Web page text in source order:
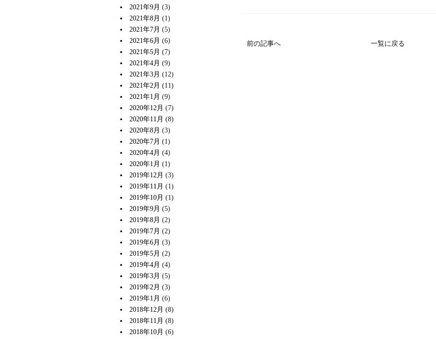
前の記事へ 一覧に戻る
2021年9月 (3)
2021年8月 (1)
2021年7月 (5)
2021年6月 (6)
2021年5月 (7)
2021年4月 (9)
2021年3月 (12)
2021年2月 (11)
2021年1月 (9)
2020年12月 (7)
2020年11月 (8)
2020年8月 (3)
2020年7月 (1)
2020年4月 (4)
2020年1月 (1)
2019年12月 (3)
2019年11月 (1)
2019年10月 (1)
2019年9月 (5)
2019年8月 (2)
2019年7月 (2)
2019年6月 (3)
2019年5月 (2)
2019年4月 (4)
2019年3月 (5)
2019年2月 (3)
2019年1月 (6)
2018年12月 (8)
2018年11月 (8)
2018年10月 (6)